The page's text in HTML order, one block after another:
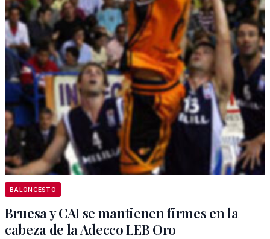
BALONCESTO
Bruesa y CAI se mantienen firmes en la
cabeza de la Adecco LEB Oro